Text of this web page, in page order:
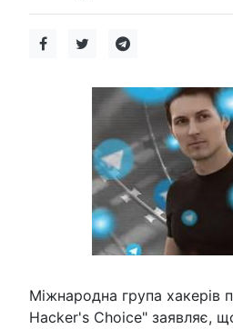
Міжнародна група хакерів
Hacker's Choice" заявляє,